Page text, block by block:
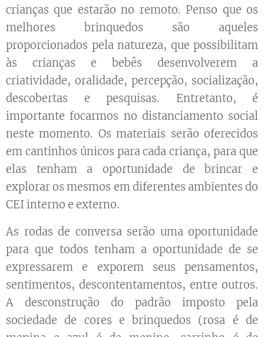
crianças que estarão no remoto. Penso que os
melhores brinquedos são aqueles
proporcionados pela natureza, que possibilitam
às crianças e bebês desenvolverem a
criatividade, oralidade, percepção, socialização,
descobertas e pesquisas. Entretanto, é
importante focarmos no distanciamento social
neste momento. Os materiais serão oferecidos
em cantinhos únicos para cada criança, para que
elas tenham a oportunidade de brincar e
explorar os mesmos em diferentes ambientes do
CEI interno e externo.
As rodas de conversa serão uma oportunidade
para que todos tenham a oportunidade de se
expressarem e exporem seus pensamentos,
sentimentos, descontentamentos, entre outros.
A desconstrução do padrão imposto pela
sociedade de cores e brinquedos (rosa é de